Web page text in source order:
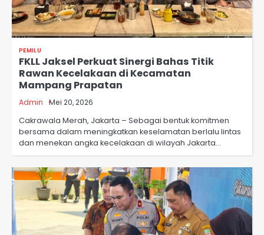
PEMILU
FKLL Jaksel Perkuat Sinergi Bahas Titik
Rawan Kecelakaan di Kecamatan
Mampang Prapatan
Admin Mei 20, 2026
Cakrawala Merah, Jakarta – Sebagai bentuk komitmen
bersama dalam meningkatkan keselamatan berlalu lintas
dan menekan angka kecelakaan di wilayah Jakarta…